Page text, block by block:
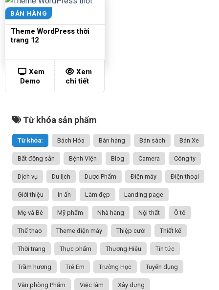
BÁN HÀNG
Theme WordPress thời
trang 12
Xem
Demo
Xem
chi tiết
Từ khóa sản phẩm
Từ khóa: Bách Hóa Bán hàng Bán sách Bán Xe
Bất động sản Bệnh Viện Blog Camera Công ty
Dịch vụ Du lịch Dược Phẩm Điện máy Điện thoại
Giới thiệu In ấn Làm đẹp Landing page
Mẹ và Bé Mỹ phẩm Nhà hàng Nội thất Ô tô
Thể thao Theme điện máy Thiệp cưới Thiết kế
Thời trang Thực phẩm Thương Hiệu Tin tức
Trầm hương Trẻ Em Trường Học Tuyển dụng
Văn phòng Phẩm Việc làm Xây dựng